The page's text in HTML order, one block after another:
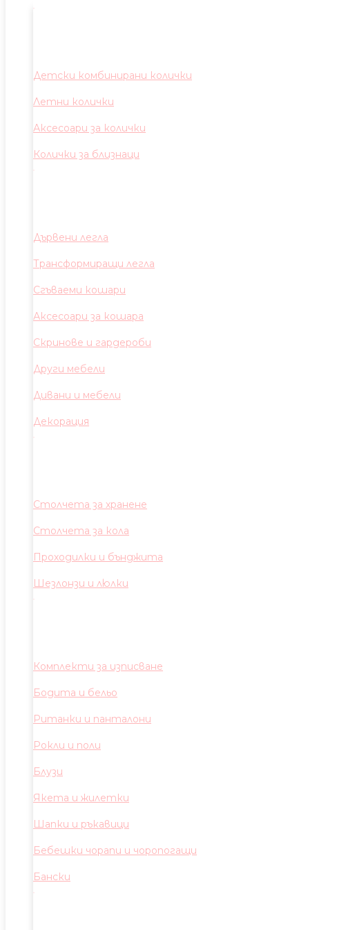
Детски комбинирани колички
Летни колички
Аксесоари за колички
Колички за близнаци
Дървени легла
Трансформиращи легла
Сгъваеми кошари
Аксесоари за кошара
Скринове и гардероби
Други мебели
Дивани и мебели
Декорация
Столчета за хранене
Столчета за кола
Проходилки и бънджита
Шезлонзи и люлки
Комплекти за изписване
Бодита и бельо
Ританки и панталони
Рокли и поли
Блузи
Якета и жилетки
Шапки и ръкавици
Бебешки чорапи и чоропогащи
Бански